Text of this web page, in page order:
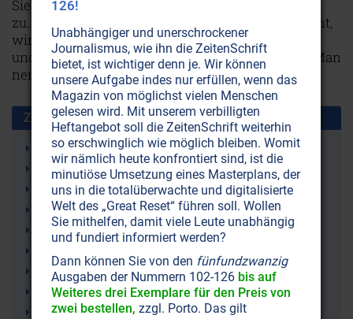
Siebenmeilenstiefeln auf eine neu geordnete Welt
zu. Wenn es nach den Plänen einiger weniger geht,
wird unsere Zukunft digitalisiert, genmanipuliert
und durch künstliche Intelligenz gesteuert sein. Man
nennt es „The Great Reset“.Weiterlesen...
Zusammen benutzt mit:
Finanzmonopol
Finanzoligarchie
Finanzwelt
Geldmonopol
Vanguard (Finanzdienstleister)
Weltverschwörungstheorien
Verschwörungstheorien
Wirtschaft
126!
Unabhängiger und unerschrockener
Journalismus, wie ihn die ZeitenSchrift
bietet, ist wichtiger denn je. Wir können
unsere Aufgabe indes nur erfüllen, wenn das
Magazin von möglichst vielen Menschen
gelesen wird. Mit unserem verbilligten
Heftangebot soll die ZeitenSchrift weiterhin
so erschwinglich wie möglich bleiben. Womit
wir nämlich heute konfrontiert sind, ist die
minutiöse Umsetzung eines Masterplans, der
uns in die totalüberwachte und digitalisierte
Welt des „Great Reset“ führen soll. Wollen
Sie mithelfen, damit viele Leute unabhängig
und fundiert informiert werden?
Dann können Sie von den fünfundzwanzig
Ausgaben der Nummern 102-126 bis auf
Weiteres drei Exemplare für den Preis von
zwei bestellen, zzgl. Porto. Das gilt